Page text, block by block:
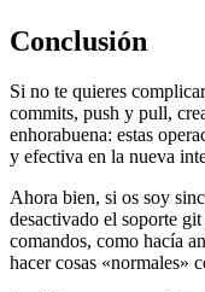
Conclusión
Si no te quieres
commits, push y pull,
enhorabuena: estas
y efectiva en la nueva
Ahora bien, si os soy
desactivado el soporte
comandos, como hacía
hacer cosas «normales»